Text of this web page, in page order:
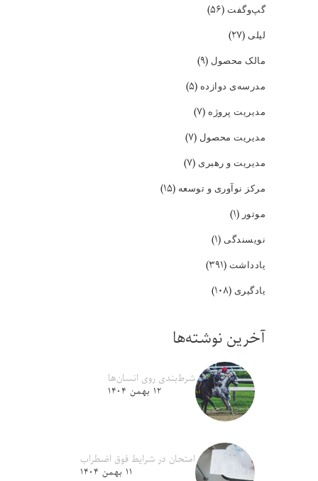
گپ‌و‌گفت (۵۶)
لیلی (۲۷)
مالک محصول (۹)
مدرسه‌ی دوازده (۵)
مدیریت پروژه (۷)
مدیریت محصول (۷)
مدیریت و رهبری (۷)
مرکز نوآوری و توسعه (۱۵)
موتور (۱)
نویسندگی (۱)
یادداشت (۳۹۱)
یادگیری (۱۰۸)
آخرین نوشته‌ها
شرط‌بندی روی انسان‌ها
۱۲ بهمن ۱۴۰۴
امتحان در شرایط فوق اضطراب
۱۱ بهمن ۱۴۰۴